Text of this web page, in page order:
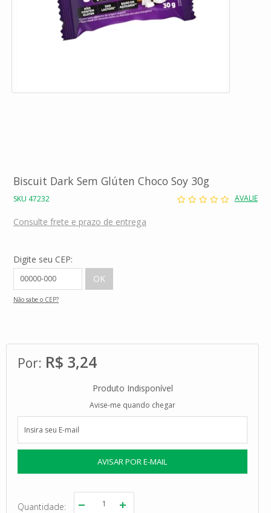
Biscuit Dark Sem Glúten Choco Soy 30g
SKU 47232 AVALIE
Consulte frete e prazo de entrega
Digite seu CEP:
Não sabe o CEP?
R$ 3,24
Produto Indisponível
Avise-me quando chegar
Quantidade